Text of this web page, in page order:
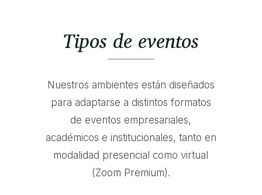
Tipos de eventos
Nuestros ambientes están diseñados
para adaptarse a distintos formatos
de eventos empresariales,
académicos e institucionales, tanto en
modalidad presencial como virtual
(Zoom Premium).